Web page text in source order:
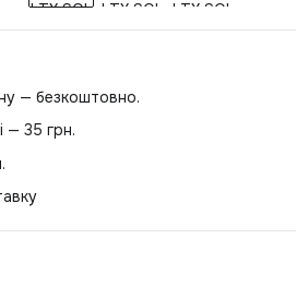
— безкоштовно.
— 35 грн.